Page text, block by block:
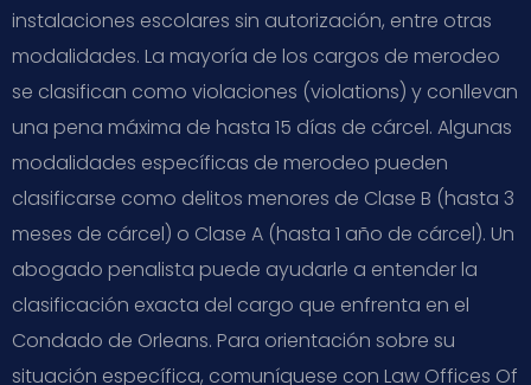
instalaciones escolares sin autorización, entre otras
modalidades. La mayoría de los cargos de merodeo
se clasifican como violaciones (violations) y conllevan
una pena máxima de hasta 15 días de cárcel. Algunas
modalidades específicas de merodeo pueden
clasificarse como delitos menores de Clase B (hasta 3
meses de cárcel) o Clase A (hasta 1 año de cárcel). Un
abogado penalista puede ayudarle a entender la
clasificación exacta del cargo que enfrenta en el
Condado de Orleans. Para orientación sobre su
situación específica, comuníquese con Law Offices Of